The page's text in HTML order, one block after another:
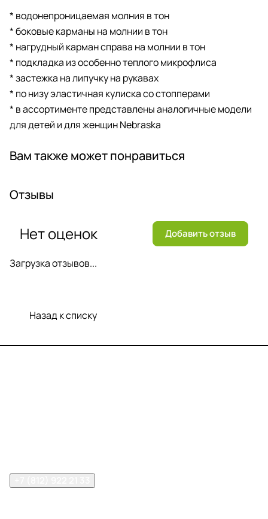
* водонепроницаемая молния в тон
* боковые карманы на молнии в тон
* нагрудный карман справа на молнии в тон
* подкладка из особенно теплого микрофлиса
* застежка на липучку на рукавах
* по низу эластичная кулиска со стопперами
* в ассортименте представлены аналогичные модели
для детей и для женщин Nebraska
Вам также может понравиться
Отзывы
Загрузка отзывов...
Нет оценок Добавить отзыв
Назад к списку